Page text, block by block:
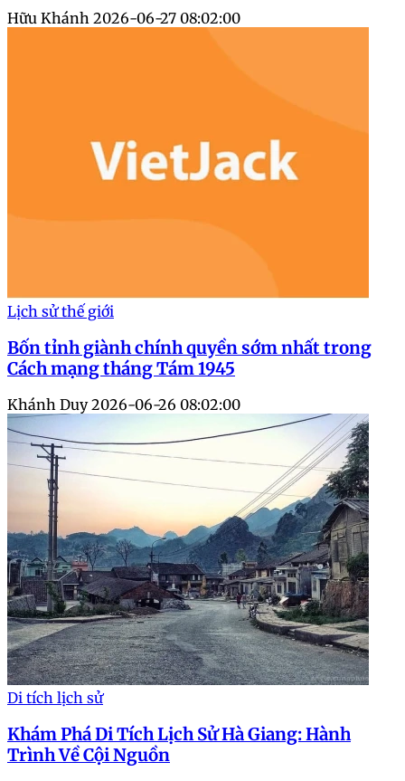
Hữu Khánh 2026-06-27 08:02:00
Lịch sử thế giới
Bốn tỉnh giành chính quyền sớm nhất trong
Cách mạng tháng Tám 1945
Khánh Duy 2026-06-26 08:02:00
Di tích lịch sử
Khám Phá Di Tích Lịch Sử Hà Giang: Hành
Trình Về Cội Nguồn